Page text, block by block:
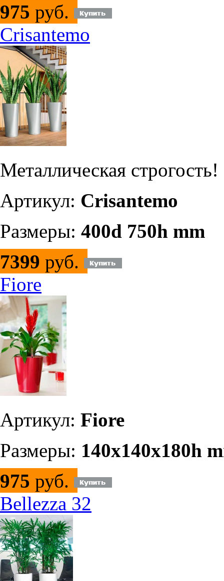
975 руб.
Crisantemo
Металлическая строгость!
Артикул: Crisantemo
Размеры: 400d 750h mm
7399 руб.
Fiore
Артикул: Fiore
Размеры: 140x140x180h
975 руб.
Bellezza 32